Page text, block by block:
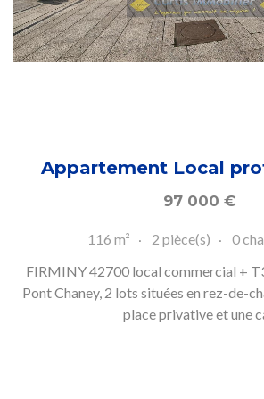
Appartement Local
97 000 €
116 m² 2 pièce(s)
0
FIRMINY 42700 local commercial +
Pont Chaney, 2 lots situées en rez-de-
place privative et une